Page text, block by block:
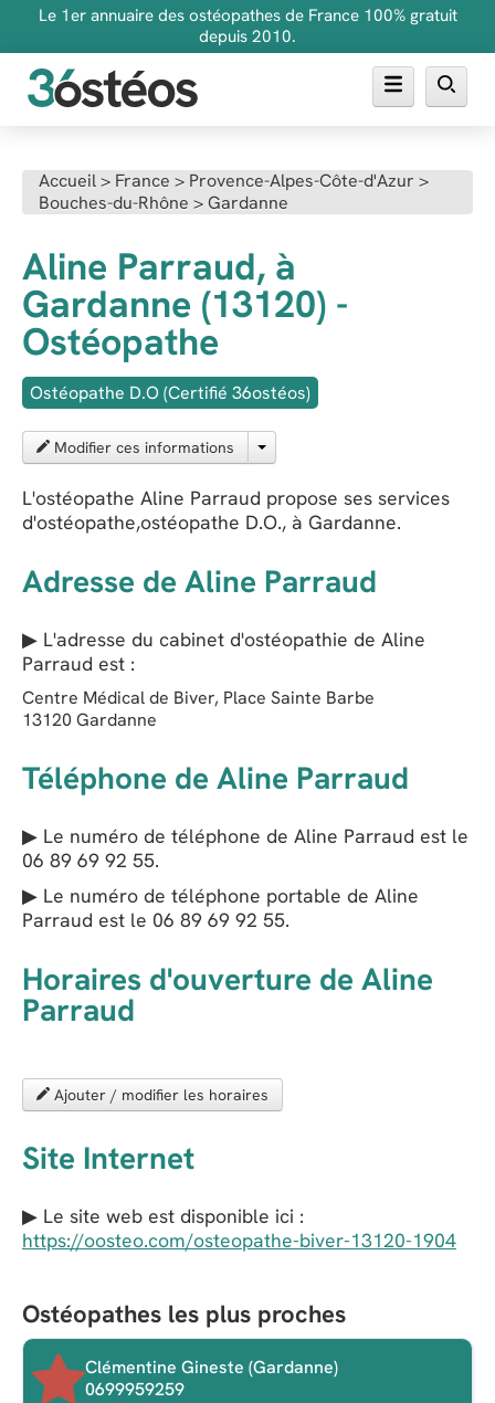
Le 1er annuaire des ostéopathes de France 100% gratuit
depuis 2010.
FAQ
Inscrire son cabinet
Accueil> France > Provence-Alpes-Côte-d'Azur >
Bouches-du-Rhône >Gardanne
Aline Parraud, à
Gardanne (13120) -
Ostéopathe
Ostéopathe D.O (Certifié 36ostéos)
Modifier ces informations
L'ostéopathe Aline Parraud propose ses services
d'ostéopathe,ostéopathe D.O., à Gardanne.
Adresse de Aline Parraud
▶ L'adresse du cabinet d'ostéopathie de Aline
Parraud est :
Centre Médical de Biver, Place Sainte Barbe
13120 Gardanne
Téléphone de Aline Parraud
▶ Le numéro de téléphone de Aline Parraud est le
06 89 69 92 55.
▶ Le numéro de téléphone portable de Aline
Parraud est le 06 89 69 92 55.
Horaires d'ouverture de Aline
Parraud
Ajouter / modifier les horaires
Site Internet
▶ Le site web est disponible ici :
https://oosteo.com/osteopathe-biver-13120-1904
Ostéopathes les plus proches
Clémentine Gineste (Gardanne)
0699959259